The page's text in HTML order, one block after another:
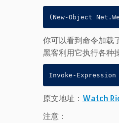
你可以看到命令加载
黑客利用它执行各种
原文地址： Watch
注意：